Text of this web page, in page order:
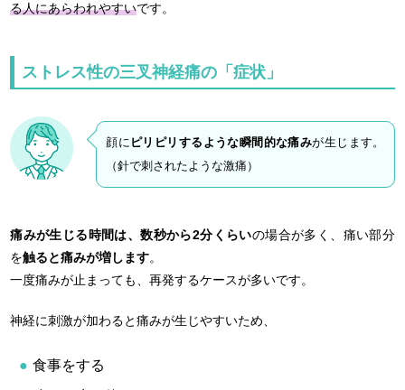
る人にあらわれやすいです。
ストレス性の三叉神経痛の「症状」
顔に ピリピリするような瞬間的な痛みが生じます。
（針で刺されたような激痛）
痛みが生じる時間は、数秒から2分くらいの場合が多く、痛い部分
を触ると痛みが増します。
一度痛みが止まっても、再発するケースが多いです。
神経に刺激が加わると痛みが生じやすいため、
食事をする